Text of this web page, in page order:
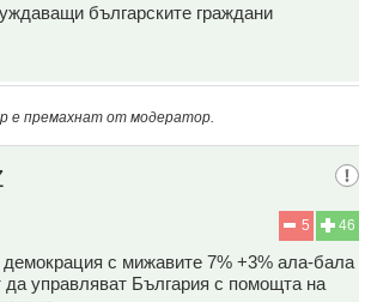
българските граждани
е премахнат от модератор.
46
5
с мижавите 7% +3% ала-бала
да управляват България с помощта на